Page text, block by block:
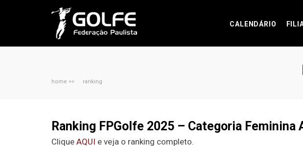
CALENDÁRIO
home >> ranking
Ranking FPGolfe 2025 – Categoria Feminina
Clique AQUI e veja o ranking completo.